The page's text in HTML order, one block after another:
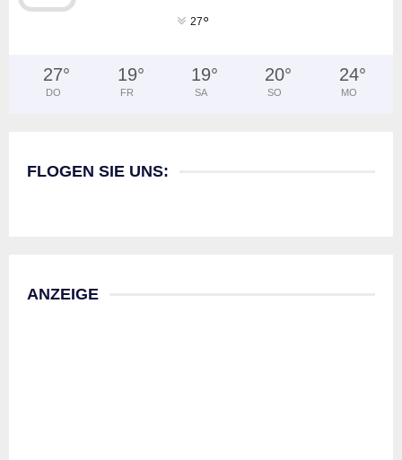
27°
27°
DO
19°
FR
19°
SA
20°
SO
24°
MO
FLOGEN SIE UNS:
ANZEIGE